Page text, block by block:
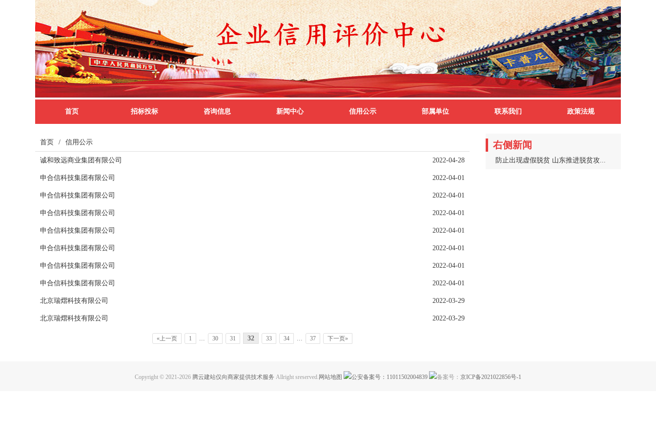
首页 招标投标 咨询信息 新闻中心 信用公示 部属单位 联系我们 政策法规
首页 / 信用公示
诚和致远商业集团有限公司 2022-04-28
申合信科技集团有限公司 2022-04-01
申合信科技集团有限公司 2022-04-01
申合信科技集团有限公司 2022-04-01
申合信科技集团有限公司 2022-04-01
申合信科技集团有限公司 2022-04-01
申合信科技集团有限公司 2022-04-01
申合信科技集团有限公司 2022-04-01
北京瑞熠科技有限公司 2022-03-29
北京瑞熠科技有限公司 2022-03-29
«上一页 1 ... 30 31 32 33 34 ... 37 下一页»
右侧新闻
防止出现虚假脱贫 山东推进脱贫攻...
Copyright © 2021-2026 腾云建站仅向商家提供技术服务 Allright sreserved. 网站地图 公安备案号：11011502004839 备案号： 京ICP备2021022856号-1